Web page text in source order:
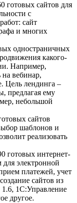
готовых сайтов для
с
сайт
и многих
одностраничных
какого-
Например,
вебинар,
Цель лендинга –
предлагая ему
небольшой
сайтов
шаблонов и
реализовать
готовых интернет-
электронной
платежей, учет
сайтов из
1С:Управление
другое.